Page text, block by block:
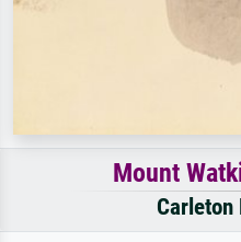
Mount
Carleton